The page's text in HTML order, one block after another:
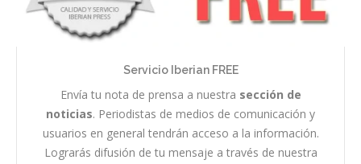
Servicio Iberian FREE
Envía tu nota de prensa a nuestra sección de
noticias. Periodistas de medios de comunicación y
usuarios en general tendrán acceso a la información.
Lograrás difusión de tu mensaje a través de nuestra